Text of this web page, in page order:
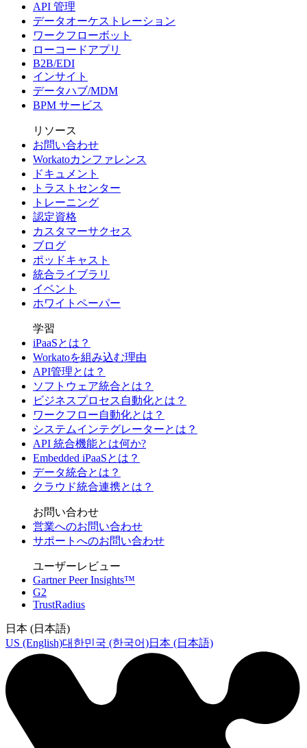
API 管理
データオーケストレーション
ワークフローボット
ローコードアプリ
B2B/EDI
インサイト
データハブ/MDM
BPM サービス
リソース
お問い合わせ
Workatoカンファレンス
ドキュメント
トラストセンター
トレーニング
認定資格
カスタマーサクセス
ブログ
ポッドキャスト
統合ライブラリ
イベント
ホワイトペーパー
学習
iPaaSとは？
Workatoを組み込む理由
API管理とは？
ソフトウェア統合とは？
ビジネスプロセス自動化とは？
ワークフロー自動化とは？
システムインテグレーターとは？
API 統合機能とは何か?
Embedded iPaaSとは？
データ統合とは？
クラウド統合連携とは？
お問い合わせ
営業へのお問い合わせ
サポートへのお問い合わせ
ユーザーレビュー
Gartner Peer Insights™
G2
TrustRadius
日本 (日本語)
US (English)대한민국 (한국어)日本 (日本語)